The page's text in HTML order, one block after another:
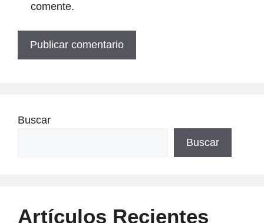
comente.
Buscar
Buscar
Artículos Recientes